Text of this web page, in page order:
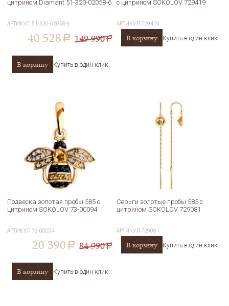
цитрином Diamant 51-320-02058-6
АРТИКУЛ51-320-02058-6
40 528 a 149 990a
В корзину Купить в один клик
с цитрином SOKOLOV 729419
АРТИКУЛ729419
В корзину Купить в один клик
Подвеска золотая пробы 585 с
цитрином SOKOLOV 73-00094
АРТИКУЛ 73-00094
20 390 a 84 990a
В корзину Купить в один клик
Серьги золотые пробы 585 с
цитрином SOKOLOV 729081
АРТИКУЛ 729081
В корзину Купить в один клик